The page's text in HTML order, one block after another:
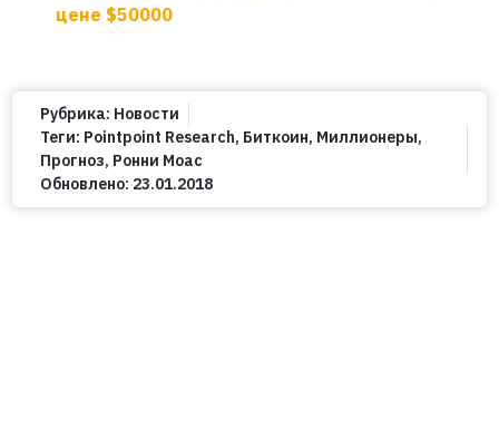
цене $50000
Рубрика: Новости
Теги: Pointpoint Research, Биткоин, Миллионеры,
Прогноз, Ронни Моас
Обновлено: 23.01.2018